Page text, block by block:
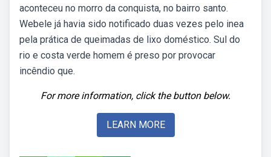
aconteceu no morro da conquista, no bairro santo.
Webele já havia sido notificado duas vezes pelo inea
pela prática de queimadas de lixo doméstico. Sul do
rio e costa verde homem é preso por provocar
incêndio que.
For more information, click the button below.
LEARN MORE